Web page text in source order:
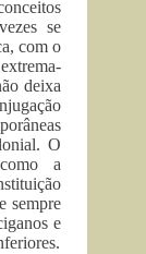
se
com o
deixa
O
a
sempre
e